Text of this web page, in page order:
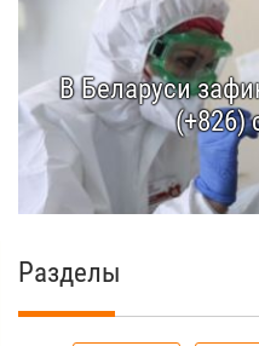
В Беларуси
(+826)
Разделы